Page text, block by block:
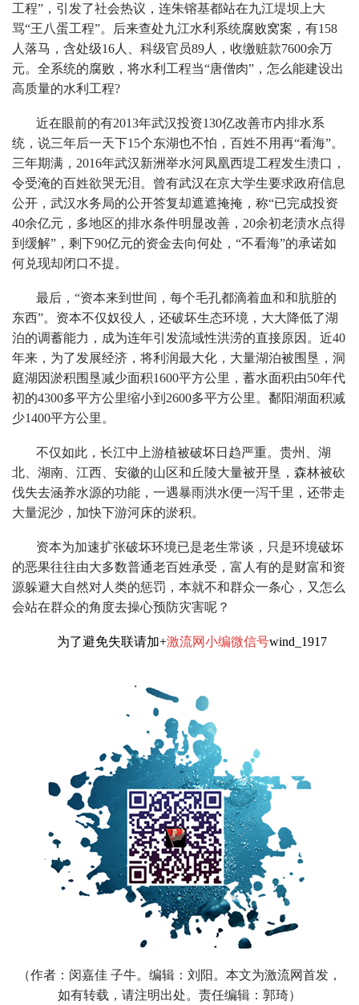
工程”，引发了社会热议，连朱镕基都站在九江堤坝上大
骂“王八蛋工程”。后来查处九江水利系统腐败窝案，有158
人落马，含处级16人、科级官员89人，收缴赃款7600余万
元。全系统的腐败，将水利工程当“唐僧肉”，怎么能建设出
高质量的水利工程?
近在眼前的有2013年武汉投资130亿改善市内排水系
统，说三年后一天下15个东湖也不怕，百姓不用再“看海”。
三年期满，2016年武汉新洲举水河凤凰西堤工程发生溃口，
令受淹的百姓欲哭无泪。曾有武汉在京大学生要求政府信息
公开，武汉水务局的公开答复却遮遮掩掩，称“已完成投资
40余亿元，多地区的排水条件明显改善，20余初老渍水点得
到缓解”，剩下90亿元的资金去向何处，“不看海”的承诺如
何兑现却闭口不提。
最后，“资本来到世间，每个毛孔都滴着血和和肮脏的
东西”。资本不仅奴役人，还破坏生态环境，大大降低了湖
泊的调蓄能力，成为连年引发流域性洪涝的直接原因。近40
年来，为了发展经济，将利润最大化，大量湖泊被围垦，洞
庭湖因淤积围垦减少面积1600平方公里，蓄水面积由50年代
初的4300多平方公里缩小到2600多平方公里。鄱阳湖面积减
少1400平方公里。
不仅如此，长江中上游植被破坏日趋严重。贵州、湖
北、湖南、江西、安徽的山区和丘陵大量被开垦，森林被砍
伐失去涵养水源的功能，一遇暴雨洪水便一泻千里，还带走
大量泥沙，加快下游河床的淤积。
资本为加速扩张破坏环境已是老生常谈，只是环境破坏
的恶果往往由大多数普通老百姓承受，富人有的是财富和资
源躲避大自然对人类的惩罚，本就不和群众一条心，又怎么
会站在群众的角度去操心预防灾害呢？
为了避免失联请加+激流网小编微信号wind_1917
（作者：闵嘉佳 子牛。编辑：刘阳。本文为激流网首发，
如有转载，请注明出处。责任编辑：郭琦）